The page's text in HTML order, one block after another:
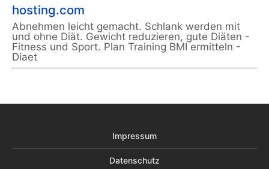
hosting.com
Abnehmen leicht gemacht. Schlank werden mit
und ohne Diät. Gewicht reduzieren, gute Diäten -
Fitness und Sport. Plan Training BMI ermitteln -
Diaet
Impressum
Datenschutz